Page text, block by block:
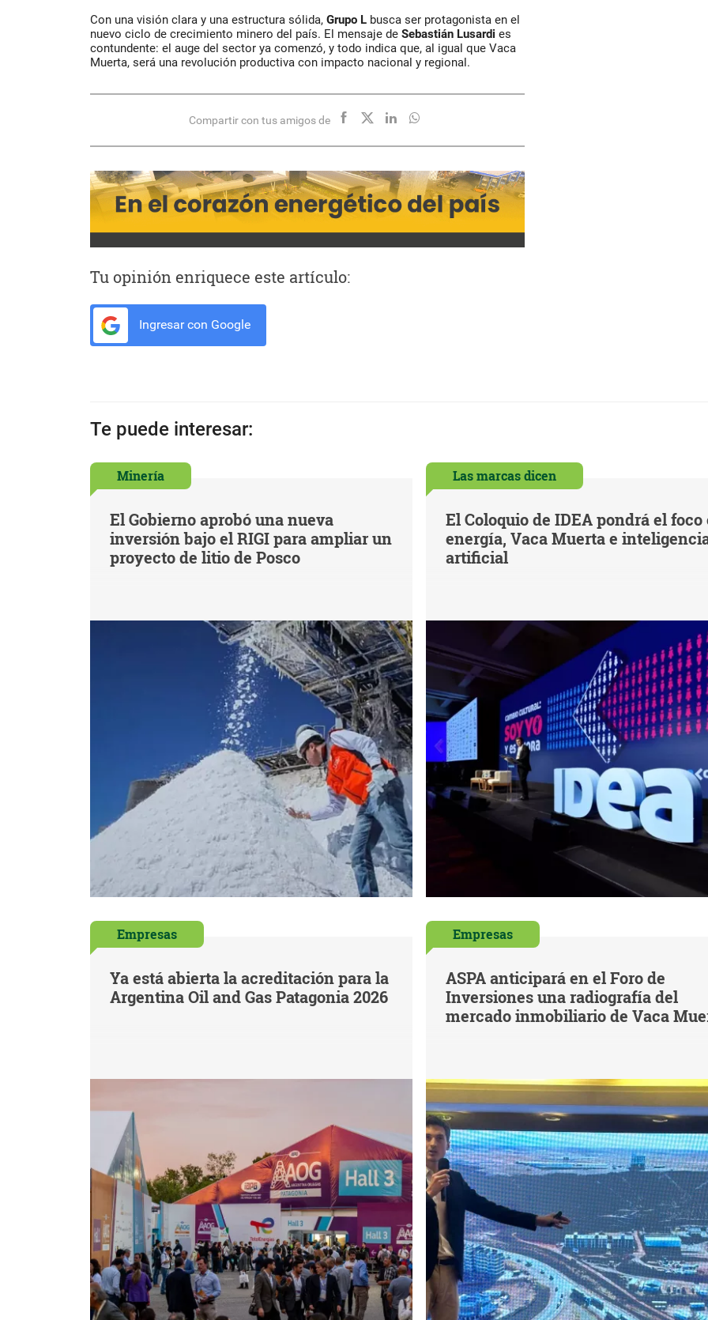
Con una visión clara y una estructura sólida, Grupo L busca ser protagonista en el
nuevo ciclo de crecimiento minero del país. El mensaje de Sebastián Lusardi es
contundente: el auge del sector ya comenzó, y todo indica que, al igual que Vaca
Muerta, será una revolución productiva con impacto nacional y regional.
Compartir con tus amigos de
Tu opinión enriquece este artículo:
Ingresar con Google
Te puede interesar:
Minería
El Gobierno aprobó una nueva
inversión bajo el RIGI para ampliar un
proyecto de litio de Posco
Las marcas dicen
El Coloquio de IDEA pondrá el foco
energía, Vaca Muerta e
artificial
Empresas
Ya está abierta la acreditación para la
Argentina Oil and Gas Patagonia 2026
Empresas
ASPA anticipará en el Foro de
Inversiones una radiografía del
mercado inmobiliario de Vaca